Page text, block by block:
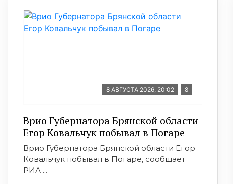
8 АВГУСТА 2026, 20:02 8
Врио Губернатора Брянской области
Егор Ковальчук побывал в Погаре
Врио Губернатора Брянской области Егор
Ковальчук побывал в Погаре, сообщает
РИА ...